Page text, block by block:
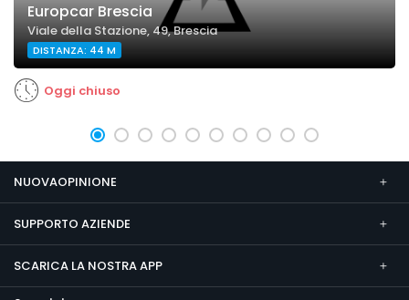
Europcar Brescia
Viale della Stazione, 49, Brescia
DISTANZA: 44 M
Oggi chiuso
NUOVAOPINIONE
SUPPORTO AZIENDE
SCARICA LA NOSTRA APP